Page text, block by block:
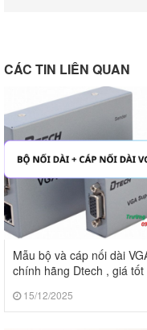
CÁC TIN LIÊN QUAN
Mẫu bộ và cáp nối dài
chính hãng Dtech , giá tốt
15/12/2025